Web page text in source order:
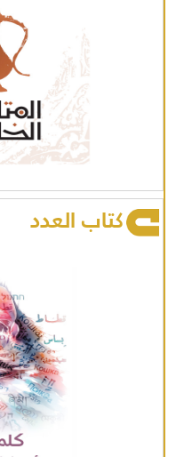
كتاب العدد